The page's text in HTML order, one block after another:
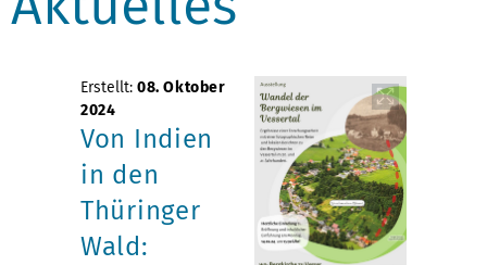
Erstellt: 08. Oktober
2024
Von Indien
in den
Thüringer
Wald: